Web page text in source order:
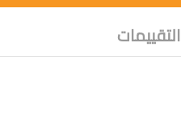
التقييمات